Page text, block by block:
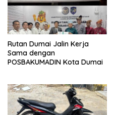
Rutan Dumai Jalin Kerja
Sama dengan
POSBAKUMADIN Kota Dumai